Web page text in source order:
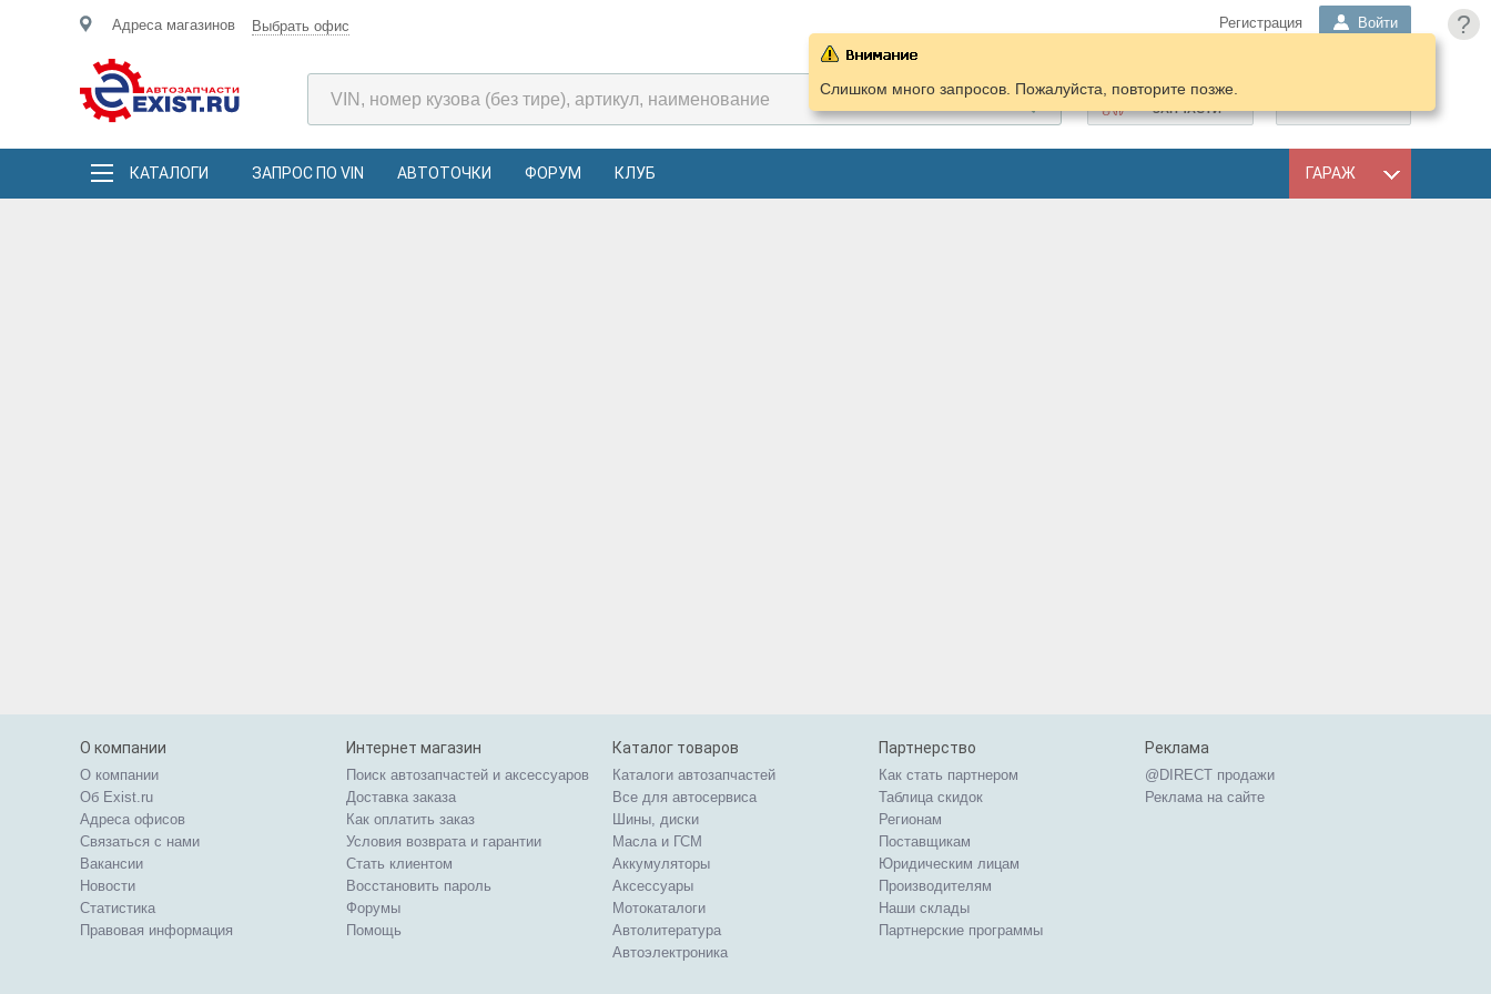
?
Адреса магазинов Выбрать офис Регистрация Войти
ПОДОБРАТЬ
ЗАПЧАСТИ
КАТАЛОГИ ЗАПРОС ПО VIN АВТОТОЧКИ ФОРУМ КЛУБ ГАРАЖ
Слишком много запросов. Пожалуйста, повторите позже.
О компании
О компании
Об Exist.ru
Адреса офисов
Связаться с нами
Вакансии
Новости
Статистика
Правовая информация
Интернет магазин
Поиск автозапчастей и аксессуаров
Доставка заказа
Как оплатить заказ
Условия возврата и гарантии
Стать клиентом
Восстановить пароль
Форумы
Помощь
Каталог товаров
Каталоги автозапчастей
Все для автосервиса
Шины, диски
Масла и ГСМ
Аккумуляторы
Аксессуары
Мотокаталоги
Автолитература
Автоэлектроника
Партнерство
Как стать партнером
Таблица скидок
Регионам
Поставщикам
Юридическим лицам
Производителям
Наши склады
Партнерские программы
Реклама
@DIRECT продажи
Реклама на сайте